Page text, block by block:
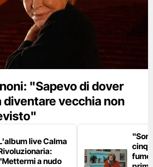
"Sapevo di dover
diventare vecchia non
live Calma
a nudo
fumo